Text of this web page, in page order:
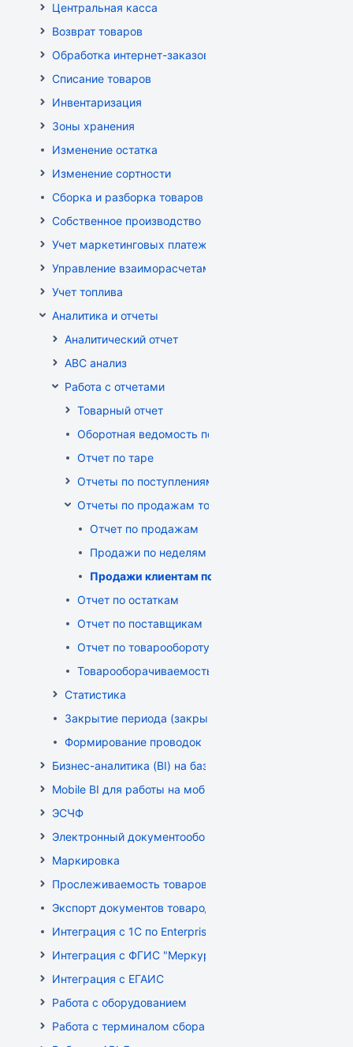
Центральная касса
Возврат товаров
Обработка интернет-заказов
Списание товаров
Инвентаризация
Зоны хранения
Изменение остатка
Изменение сортности
Сборка и разборка товаров
Собственное производство
Учет маркетинговых платежей
Управление взаиморасчетами
Учет топлива
Аналитика и отчеты
Аналитический отчет
ABC анализ
Работа с отчетами
Товарный отчет
Оборотная ведомость по группам, товарам,
Отчет по таре
Отчеты по поступлениям товара
Отчеты по продажам товара
Отчет по продажам
Продажи по неделям
Продажи клиентам по неделям
Отчет по остаткам
Отчет по поставщикам
Отчет по товарообороту
Товарооборачиваемость по поставщикам
Статистика
Закрытие периода (закрытие документов)
Формирование проводок
Бизнес-аналитика (BI) на базе OLAP DRUID
Mobile BI для работы на мобильных устройствах
ЭСЧФ
Электронный документооборот (РБ)
Маркировка
Прослеживаемость товаров
Экспорт документов товародвижения
Интеграция с 1С по EnterpriseData
Интеграция с ФГИС "Меркурий"
Интеграция с ЕГАИС
Работа с оборудованием
Работа с терминалом сбора данных (ТСД)